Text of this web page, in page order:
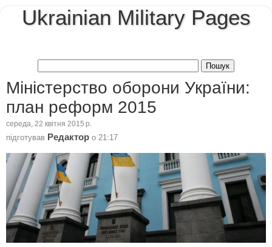
Ukrainian Military Pages
Міністерство оборони України:
план реформ 2015
середа, 22 квітня 2015 р.
підготував Редактор о 21:17